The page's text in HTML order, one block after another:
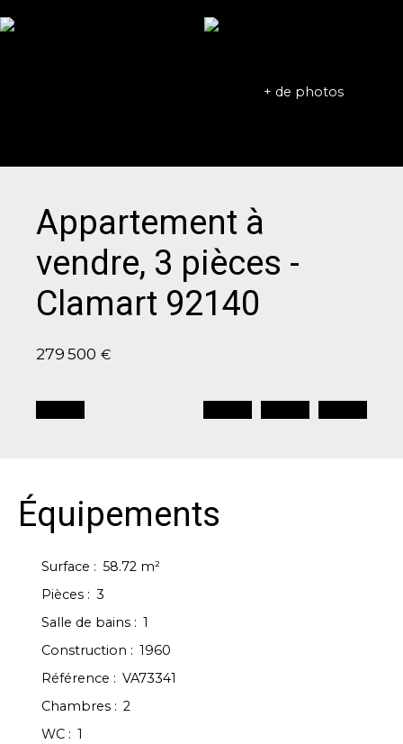
+ de photos
Appartement à
vendre, 3 pièces -
Clamart 92140
279 500 €
Équipements
Surface : 58.72 m²
Pièces : 3
Salle de bains : 1
Construction : 1960
Référence : VA73341
Chambres : 2
WC : 1